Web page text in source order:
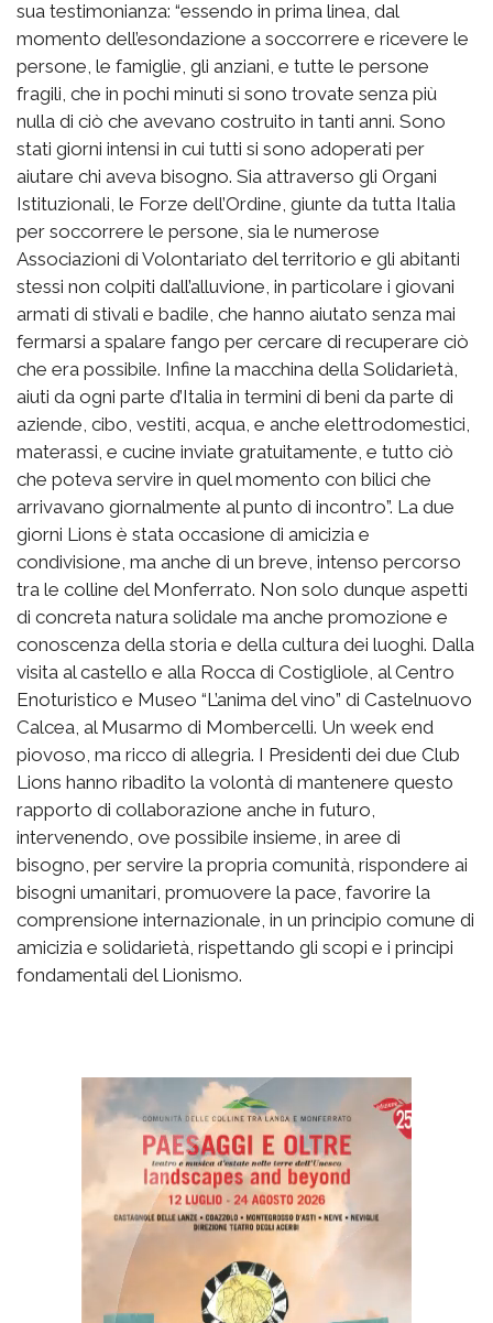
sua testimonianza: “essendo in prima linea, dal
momento dell’esondazione a soccorrere e ricevere le
persone, le famiglie, gli anziani, e tutte le persone
fragili, che in pochi minuti si sono trovate senza più
nulla di ciò che avevano costruito in tanti anni. Sono
stati giorni intensi in cui tutti si sono adoperati per
aiutare chi aveva bisogno. Sia attraverso gli Organi
Istituzionali, le Forze dell’Ordine, giunte da tutta Italia
per soccorrere le persone, sia le numerose
Associazioni di Volontariato del territorio e gli abitanti
stessi non colpiti dall’alluvione, in particolare i giovani
armati di stivali e badile, che hanno aiutato senza mai
fermarsi a spalare fango per cercare di recuperare ciò
che era possibile. Infine la macchina della Solidarietà,
aiuti da ogni parte d’Italia in termini di beni da parte di
aziende, cibo, vestiti, acqua, e anche elettrodomestici,
materassi, e cucine inviate gratuitamente, e tutto ciò
che poteva servire in quel momento con bilici che
arrivavano giornalmente al punto di incontro”. La due
giorni Lions è stata occasione di amicizia e
condivisione, ma anche di un breve, intenso percorso
tra le colline del Monferrato. Non solo dunque aspetti
di concreta natura solidale ma anche promozione e
conoscenza della storia e della cultura dei luoghi. Dalla
visita al castello e alla Rocca di Costigliole, al Centro
Enoturistico e Museo “L’anima del vino” di Castelnuovo
Calcea, al Musarmo di Mombercelli. Un week end
piovoso, ma ricco di allegria. I Presidenti dei due Club
Lions hanno ribadito la volontà di mantenere questo
rapporto di collaborazione anche in futuro,
intervenendo, ove possibile insieme, in aree di
bisogno, per servire la propria comunità, rispondere ai
bisogni umanitari, promuovere la pace, favorire la
comprensione internazionale, in un principio comune di
amicizia e solidarietà, rispettando gli scopi e i principi
fondamentali del Lionismo.